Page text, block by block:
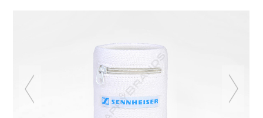
previous